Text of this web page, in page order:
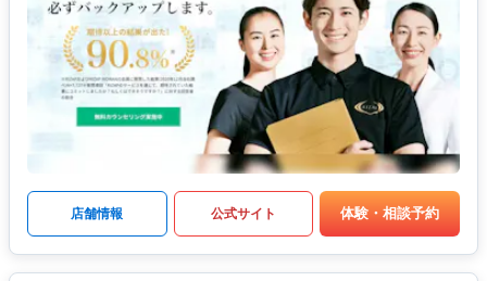
店舗情報 公式サイト 体験・相談予約